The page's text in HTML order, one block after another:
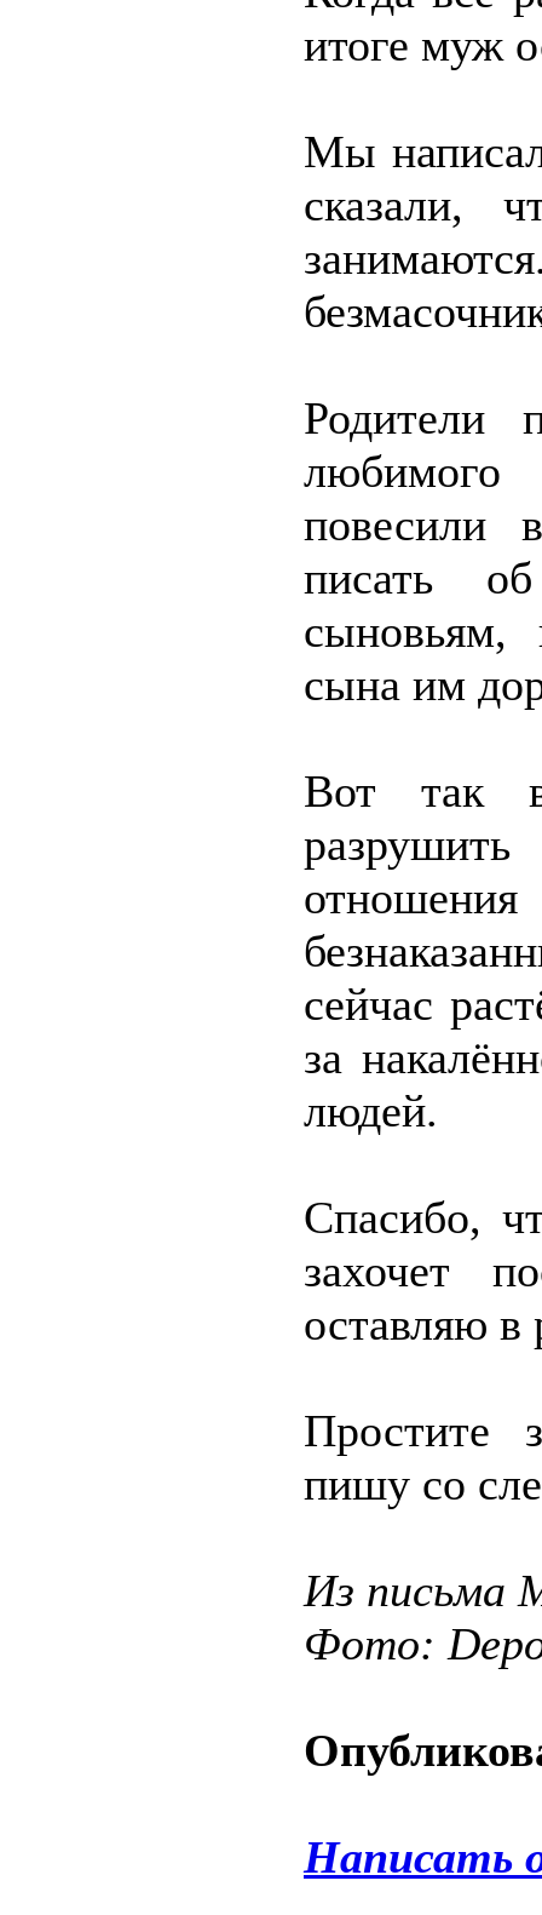
итоге муж
Мы
сказали,
Родители
повесили
писать
сыновьям,
сына им
Вот так
сейчас
за
людей.
Спасибо,
захочет
оставляю в
Простите
пишу со
Из письма
Фото:
Написать